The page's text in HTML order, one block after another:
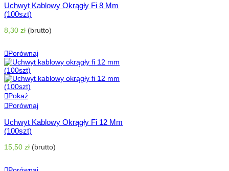
Uchwyt Kablowy Okrągły Fi 8 Mm
(100szt)
8,30 zł (brutto)
Porównaj
Pokaż
Porównaj
Uchwyt Kablowy Okrągły Fi 12 Mm
(100szt)
15,50 zł (brutto)